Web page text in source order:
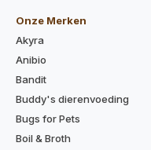
Onze Merken
Akyra
Anibio
Bandit
Buddy's dierenvoeding
Bugs for Pets
Boil & Broth